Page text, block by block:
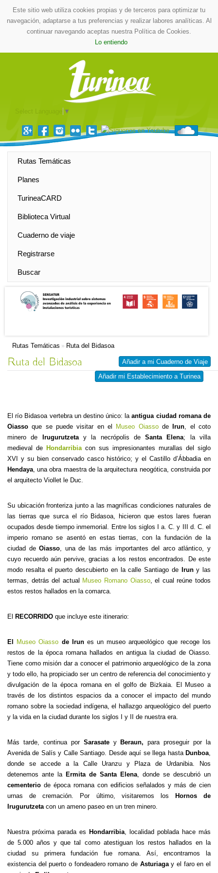
Este sitio web utiliza cookies propias y de terceros para optimizar tu
navegación, adaptarse a tus preferencias y realizar labores analíticas. Al
continuar navegando aceptas nuestra Política de Cookies.
Lo entiendo
▼
Rutas Temáticas
Planes
TurineaCARD
Biblioteca Virtual
Cuaderno de viaje
Registrarse
Buscar
Rutas Temáticas » Ruta del Bidasoa
Añadir a mi Cuaderno de Viaje
Añadir mi Establecimiento a Turinea
Ruta del Bidasoa
El río Bidasoa vertebra un destino único: laantigua ciudad romana de
Oiasso que se puede visitar en el Museo Oiassode Irun, el coto
minero de
Irugurutzetay la necrópolis deSanta Elena; la villa
medieval de Hondarribiacon sus impresionantes murallas del siglo
XVI y su bien conservado casco histórico; y el Castillo d’Ábbadia en
Hendaya, una obra maestra de la arquitectura neogótica, construida por
el arquitecto Viollet le Duc.
Su ubicación fronteriza junto a las magníficas condiciones naturales de
las tierras que surca el río Bidasoa, hicieron que estos lares fueran
ocupados desde tiempo inmemorial. Entre los siglos I a. C. y III d. C. el
imperio romano se asentó en estas tierras, con la fundación de la
ciudad deOiasso, una de las más importantes del arco atlántico, y
cuyo recuerdo aún pervive, gracias a los restos encontrados. De este
modo resalta el puerto descubierto en la calle Santiago de
Iruny las
termas, detrás del actual Museo Romano Oiasso, el cual reúne todos
estos restos hallados en la comarca.
El RECORRIDO que incluye este itinerario:
El Museo Oiasso de Irunes un museo arqueológico que recoge los
restos de la época romana hallados en antigua la ciudad de Oiasso.
Tiene como misión dar a conocer el patrimonio arqueológico de la zona
y todo ello, ha propiciado ser un centro de referencia del conocimiento y
divulgación de la época romana en el golfo de Bizkaia. El Museo a
través de los distintos espacios da a conocer el impacto del mundo
romano sobre la sociedad indígena, el hallazgo arqueológico del puerto
y la vida en la ciudad durante los siglos I y II de nuestra era.
Más tarde, continua por Sarasatey Beraun,para proseguir por la
Avenida de Salís y Calle Santiago. Desde aquí se llega hasta Dunboa,
donde se accede a la Calle Uranzu y Plaza de Urdanibia. Nos
detenemos ante la Ermita de Santa Elena, donde se descubrió un
cementerio de época romana con edificios señalados y más de cien
urnas de cremación. Por último, visitaremos los
Hornos de
Irugurutzetacon un ameno paseo en un tren minero.
Nuestra próxima parada es Hondarribia, localidad poblada hace más
de 5.000 años y que tal como atestiguan los restos hallados en la
ciudad su primera fundación fue romana. Así, encontramos la
existencia del puerto o fondeadero romano de Asturiagay el faro en el